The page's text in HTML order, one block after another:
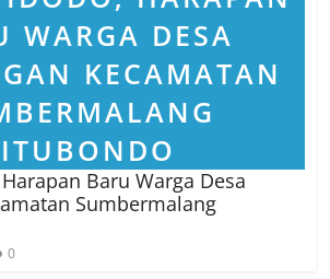
Baru Warga Desa
Sumbermalang
0